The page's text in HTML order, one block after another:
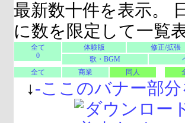
最新数十件を表示。
に数を限定して一覧
全て
0
体験版 修正/拡張
歌・BGM
全て
商業 同人
↓-ここのバナー部